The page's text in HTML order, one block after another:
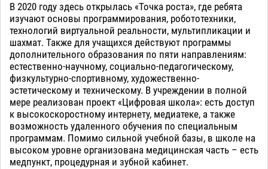
В 2020 году здесь открылась «Точка роста», где ребята
изучают основы программирования, робототехники,
технологий виртуальной реальности, мультипликации и
шахмат. Также для учащихся действуют программы
дополнительного образования по пяти направлениям:
естественно-научному, социально-педагогическому,
физкультурно-спортивному, художественно-
эстетическому и техническому. В учреждении в полной
мере реализован проект «Цифровая школа»: есть доступ
к высокоскоростному интернету, медиатеке, а также
возможность удаленного обучения по специальным
программам. Помимо сильной учебной базы, в школе на
высоком уровне организована медицинская часть – есть
медпункт, процедурная и зубной кабинет.